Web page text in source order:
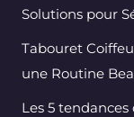
Solutions pour
Tabouret
une Routine
Les 5